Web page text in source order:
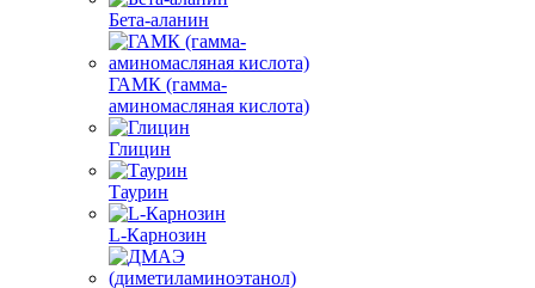
Бета-аланин
ГАМК (гамма-
аминомасляная кислота)
Глицин
Таурин
L-Карнозин